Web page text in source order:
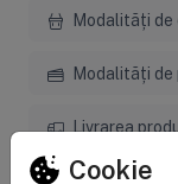
Modalități de
Modalități de
Livrarea
Cookie